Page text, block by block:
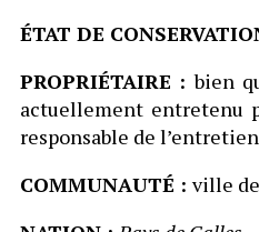
ÉTAT DE
PROPRIÉTAIRE :bien
actuellement entretenu
responsable de
COMMUNAUTÉ : ville de